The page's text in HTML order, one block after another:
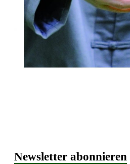
Newsletter abonnieren